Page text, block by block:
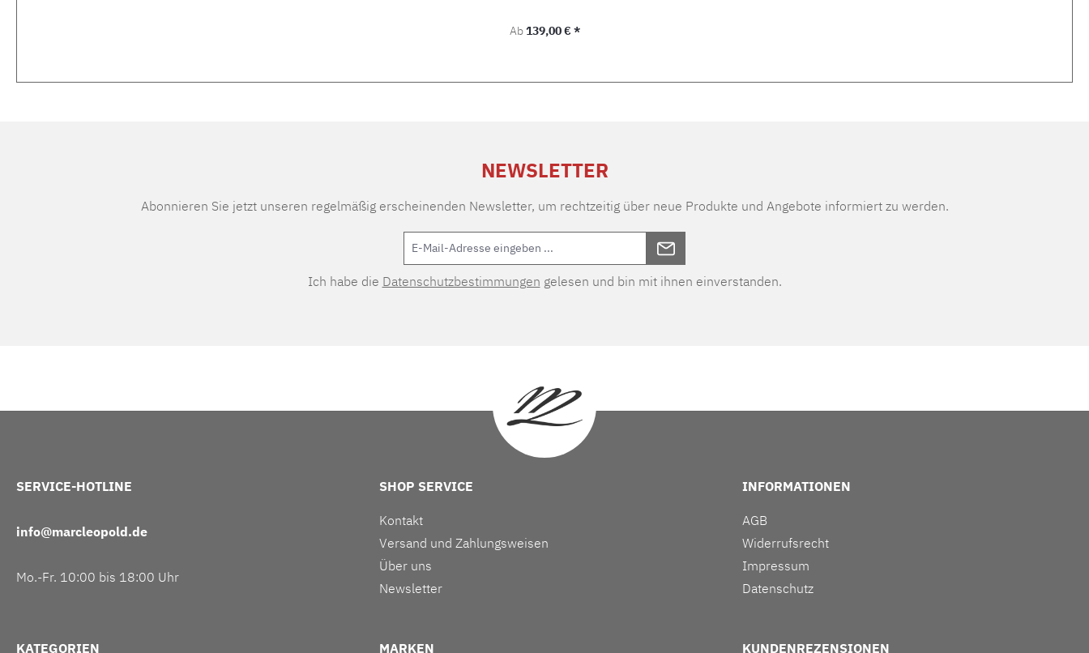
Regulärer Preis:
Ab139,00 € *
NEWSLETTER
Abonnieren Sie jetzt unseren regelmäßig erscheinenden Newsletter, um rechtzeitig über neue Produkte und Angebote informiert zu werden.
Ich habe die Datenschutzbestimmungen gelesen und bin mit ihnen einverstanden.
SERVICE-HOTLINE
info@marcleopold.de
Mo.-Fr. 10:00 bis 18:00 Uhr
SHOP SERVICE
Kontakt
Versand und Zahlungsweisen
Über uns
Newsletter
INFORMATIONEN
AGB
Widerrufsrecht
Impressum
Datenschutz
KATEGORIEN MARKEN KUNDENREZENSIONEN